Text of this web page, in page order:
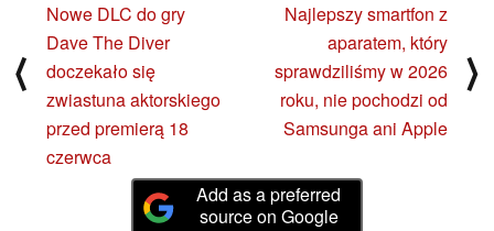
⟨
Nowe DLC do gry
Dave The Diver
doczekało się
zwiastuna aktorskiego
przed premierą 18
czerwca
Najlepszy smartfon z
aparatem, który
sprawdziliśmy w 2026
roku, nie pochodzi od
Samsunga ani Apple
⟩
Add as a preferred
source on Google